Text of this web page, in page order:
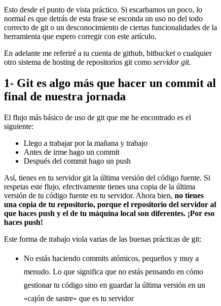
Esto desde el punto de vista práctico. Si escarbamos un poco, lo
normal es que detrás de esta frase se esconda un uso no del todo
correcto de git o un desconocimiento de ciertas funcionalidades de la
herramienta que espero corregir con este artículo.
En adelante me referiré a tu cuenta de github, bitbucket o cualquier
otro sistema de hosting de repositorios git como servidor git.
1- Git es algo más que hacer un commit al
final de nuestra jornada
El flujo más básico de uso de git que me he encontrado es el
siguiente:
Llego a trabajar por la mañana y trabajo
Antes de irme hago un commit
Después del commit hago un push
Así, tienes en tu servidor git la última versión del código fuente. Si
respetas este flujo, efectivamente tienes una copia de la última
versión de tu código fuente en tu servidor. Ahora bien, no tienes
una copia de tu repositorio, porque el repositorio del servidor al
que haces push y el de tu máquina local son diferentes. ¡Por eso
haces push!
Este forma de trabajo viola varias de las buenas prácticas de git:
No estás haciendo commits atómicos, pequeños y muy a
menudo. Lo que significa que no estás pensando en cómo
gestionar tu código sino en guardar la última versión en un
«cajón de sastre» que es tu servidor